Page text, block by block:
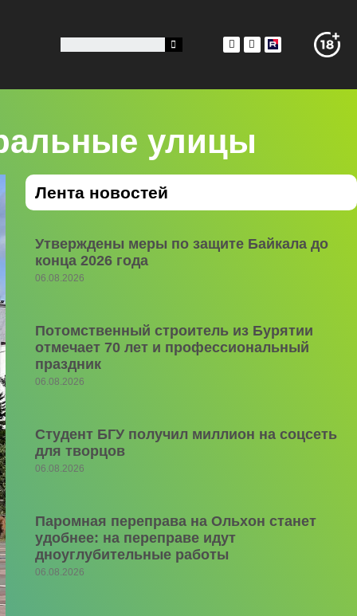
улицы
Лента новостей
Утверждены меры по защите Байкала до
конца 2026 года
06.08.2026
Потомственный строитель из Бурятии
отмечает 70 лет и профессиональный
праздник
06.08.2026
Студент БГУ получил миллион на соцсеть
для творцов
06.08.2026
Паромная переправа на Ольхон станет
удобнее: на переправе идут
дноуглубительные работы
06.08.2026